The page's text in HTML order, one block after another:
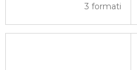
3 formati